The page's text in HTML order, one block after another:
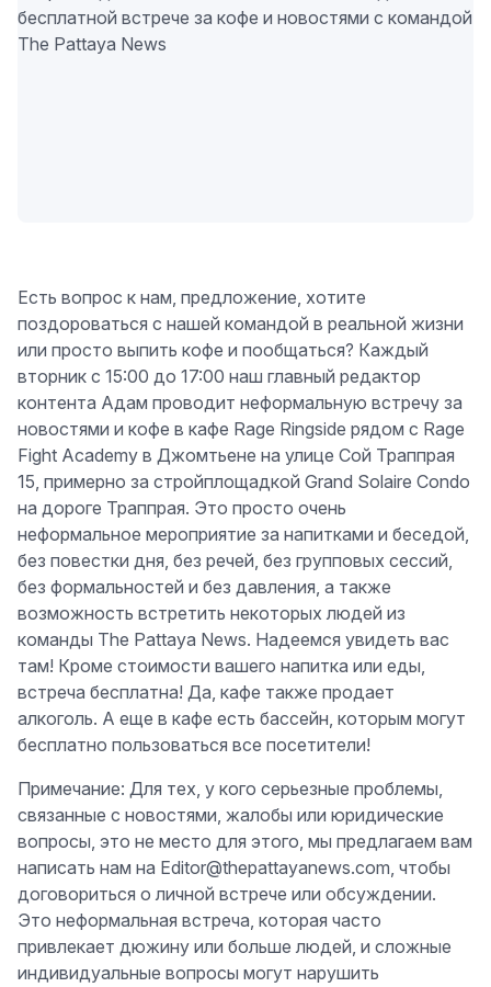
Есть вопрос к нам, предложение, хотите
поздороваться с нашей командой в реальной жизни
или просто выпить кофе и пообщаться? Каждый
вторник с 15:00 до 17:00 наш главный редактор
контента Адам проводит неформальную встречу за
новостями и кофе в кафе Rage Ringside рядом с Rage
Fight Academy в Джомтьене на улице Сой Траппрая
15, примерно за стройплощадкой Grand Solaire Condo
на дороге Траппрая. Это просто очень
неформальное мероприятие за напитками и беседой,
без повестки дня, без речей, без групповых сессий,
без формальностей и без давления, а также
возможность встретить некоторых людей из
команды The Pattaya News. Надеемся увидеть вас
там! Кроме стоимости вашего напитка или еды,
встреча бесплатна! Да, кафе также продает
алкоголь. А еще в кафе есть бассейн, которым могут
бесплатно пользоваться все посетители!
Примечание: Для тех, у кого серьезные проблемы,
связанные с новостями, жалобы или юридические
вопросы, это не место для этого, мы предлагаем вам
написать нам на Editor@thepattayanews.com, чтобы
договориться о личной встрече или обсуждении.
Это неформальная встреча, которая часто
привлекает дюжину или больше людей, и сложные
индивидуальные вопросы могут нарушить